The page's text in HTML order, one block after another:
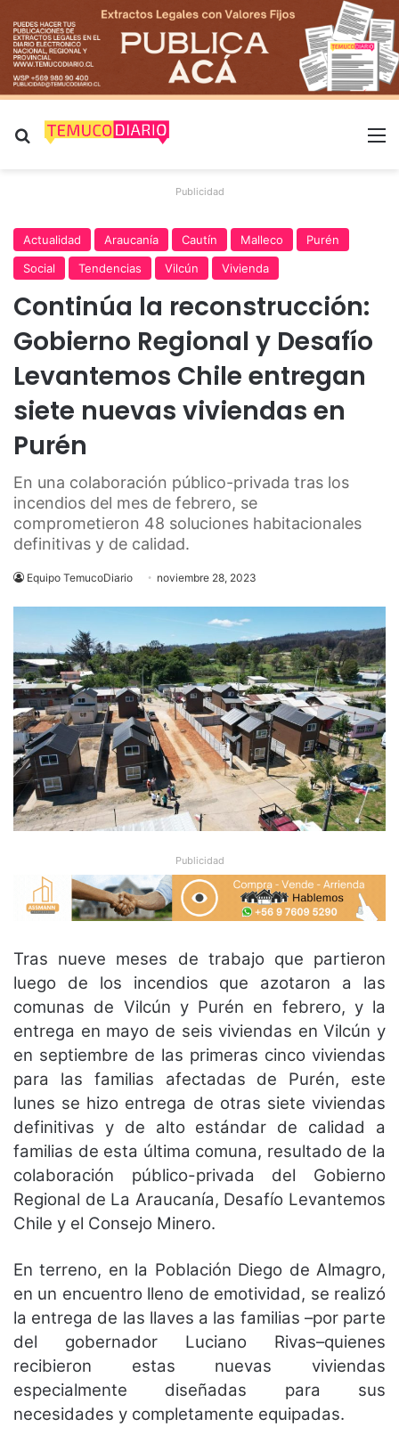
Buscar por
Publicidad
Actualidad Araucanía Cautín Malleco
Purén
Social
Tendencias Vilcún Vivienda
Continúa la reconstrucción:
Gobierno Regional y Desafío
Levantemos Chile entregan
siete nuevas viviendas en
Purén
En una colaboración público-privada tras los
incendios del mes de febrero, se
comprometieron 48 soluciones habitacionales
definitivas y de calidad.
Equipo TemucoDiario noviembre 28, 2023
Publicidad
Tras nueve meses de trabajo que partieron
luego de los incendios que azotaron a las
comunas de Vilcún y Purén en febrero, y la
entrega en mayo de seis viviendas en Vilcún y
en septiembre de las primeras cinco viviendas
para las familias afectadas de Purén, este
lunes se hizo entrega de otras siete viviendas
definitivas y de alto estándar de calidad a
familias de esta última comuna, resultado de la
colaboración público-privada del Gobierno
Regional de La Araucanía, Desafío Levantemos
Chile y el Consejo Minero.
En terreno, en la Población Diego de Almagro,
en un encuentro lleno de emotividad, se realizó
la entrega de las llaves a las familias –por parte
del gobernador Luciano Rivas–quienes
recibieron estas nuevas viviendas
especialmente diseñadas para sus
necesidades y completamente equipadas.